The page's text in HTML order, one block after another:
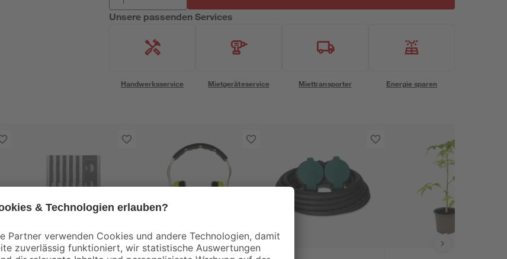
Unsere passenden Services
Handwerksservice Mietgeräteservice Miettransporter Energie sparen